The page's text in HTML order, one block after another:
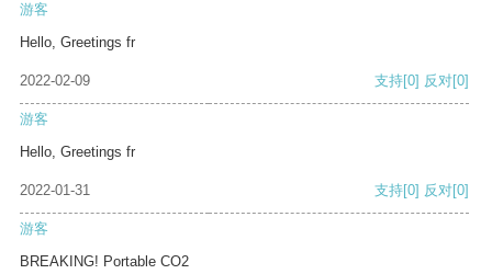
游客
Hello, Greetings fr
2022-02-09 支持[0] 反对[0]
游客
Hello, Greetings fr
2022-01-31 支持[0] 反对[0]
游客
BREAKING! Portable CO2